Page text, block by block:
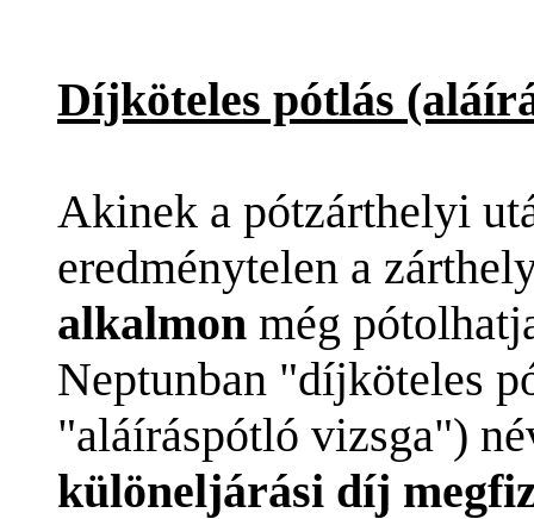
Díjköteles pótlás
Akinek a pótzárthelyi
eredménytelen a
alkalmon még
Neptunban "díjköteles
"aláíráspótló vizsga")
különeljárási díj